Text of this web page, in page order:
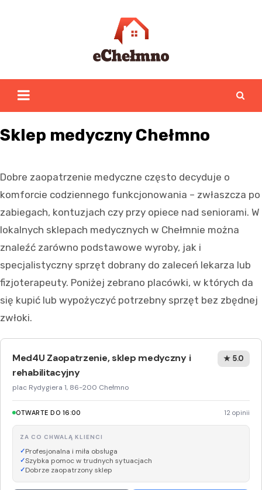
Sklep medyczny Chełmno
Dobre zaopatrzenie medyczne często decyduje o
komforcie codziennego funkcjonowania – zwłaszcza po
zabiegach, kontuzjach czy przy opiece nad seniorami. W
lokalnych sklepach medycznych w Chełmnie można
znaleźć zarówno podstawowe wyroby, jak i
specjalistyczny sprzęt dobrany do zaleceń lekarza lub
fizjoterapeuty. Poniżej zebrano placówki, w których da
się kupić lub wypożyczyć potrzebny sprzęt bez zbędnej
zwłoki.
Med4U Zaopatrzenie, sklep medyczny i
rehabilitacyjny
plac Rydygiera 1, 86-200 Chełmno
★ 5.0
OTWARTE DO 16:00 12 opinii
ZA CO CHWALĄ KLIENCI
Profesjonalna i miła obsługa
Szybka pomoc w trudnych sytuacjach
Dobrze zaopatrzony sklep